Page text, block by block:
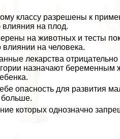
классу разрешены к
влияния на плод.
на животных и тесты
на человека.
лекарства
назначают беременным
опасность для развития
которых однозначно